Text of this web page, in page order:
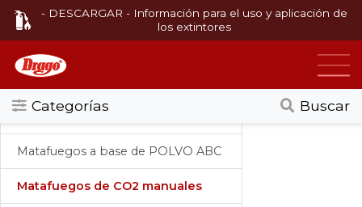
- DESCARGAR - Información para el uso y aplicación de
los extintores
Categorías Buscar
Categorias
Todos
Agentes Extintores
Matafuegos
Matafuegos
Matafuegos sobre ruedas
Matafuegos manuales
Matafuegos manuales
Matafuegos fuegos a base de
AGENTE ENCAPSULADOR
Matafuegos a base de POLVO ABC
Matafuegos de CO2 manuales